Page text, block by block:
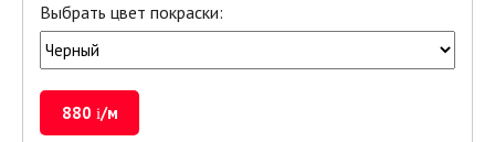
Выбрать цвет покраски:
880 i/м